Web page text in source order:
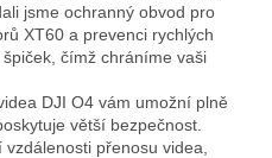
jsme ochranný obvod pro
XT60 a prevenci rychlých
čímž chráníme vaši
DJI O4 vám umožní plně
větší bezpečnost.
přenosu videa,